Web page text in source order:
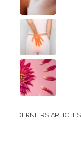
DERNIERS ARTICLES